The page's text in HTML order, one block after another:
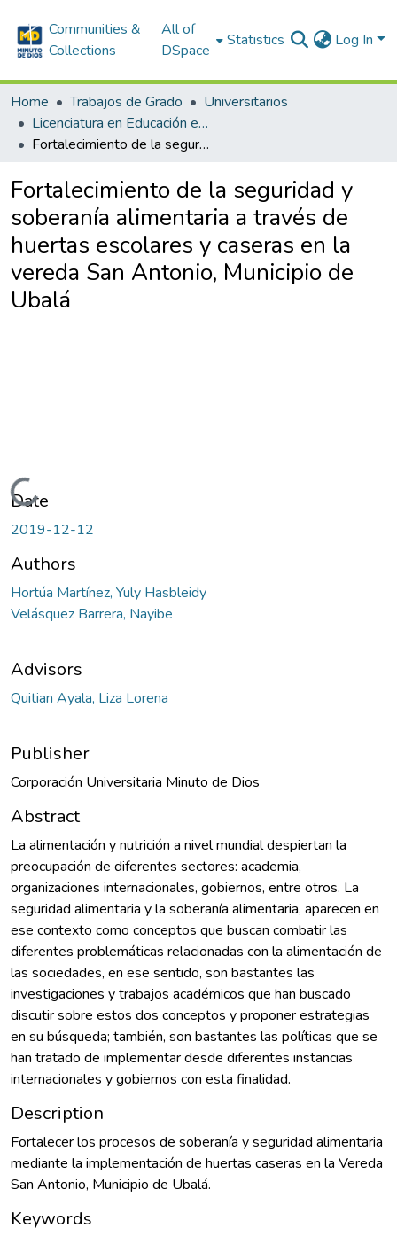
Communities &
Collections
All of
DSpace
Statistics Log In
Home Trabajos de Grado
Universitarios
Licenciatura en Educación en Ciencias Naturales y Educación Ambiental
Fortalecimiento de la seguridad y soberanía alimentaria a través de huertas escolares y caseras en la vereda San Antonio, Municipio de Ubalá
Fortalecimiento de la seguridad y
soberanía alimentaria a través de
huertas escolares y caseras en la
vereda San Antonio, Municipio de
Ubalá
Loading...
Date
2019-12-12
Authors
Hortúa Martínez, Yuly Hasbleidy
Velásquez Barrera, Nayibe
Advisors
Quitian Ayala, Liza Lorena
Publisher
Corporación Universitaria Minuto de Dios
Abstract
La alimentación y nutrición a nivel mundial despiertan la
preocupación de diferentes sectores: academia,
organizaciones internacionales, gobiernos, entre otros. La
seguridad alimentaria y la soberanía alimentaria, aparecen en
ese contexto como conceptos que buscan combatir las
diferentes problemáticas relacionadas con la alimentación de
las sociedades, en ese sentido, son bastantes las
investigaciones y trabajos académicos que han buscado
discutir sobre estos dos conceptos y proponer estrategias
en su búsqueda; también, son bastantes las políticas que se
han tratado de implementar desde diferentes instancias
internacionales y gobiernos con esta finalidad.
Description
Fortalecer los procesos de soberanía y seguridad alimentaria
mediante la implementación de huertas caseras en la Vereda
San Antonio, Municipio de Ubalá.
Keywords